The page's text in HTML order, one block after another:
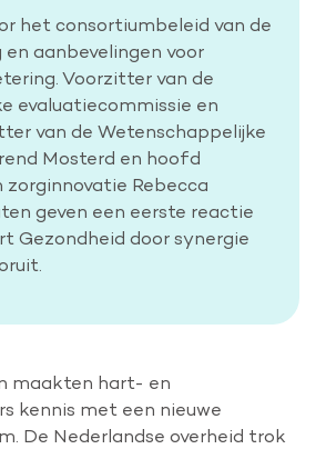
het consortiumbeleid van de
aanbevelingen voor
Voorzitter van de
evaluatiecommissie en
van de Wetenschappelijke
Mosterd en hoofd
zorginnovatie Rebecca
geven een eerste reactie
Gezondheid door synergie
maakten hart- en
kennis met een nieuwe
De Nederlandse overheid trok